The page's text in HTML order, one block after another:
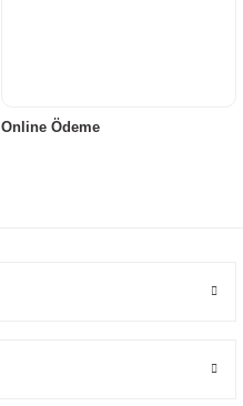
Online Ödeme